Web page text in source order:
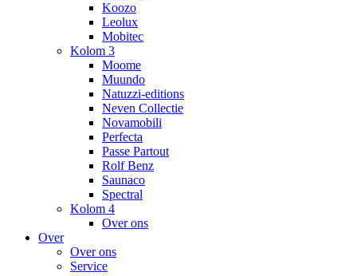
Koozo
Leolux
Mobitec
Kolom 3
Moome
Muundo
Natuzzi-editions
Neven Collectie
Novamobili
Perfecta
Passe Partout
Rolf Benz
Saunaco
Spectral
Kolom 4
Over ons
Over
Over ons
Service